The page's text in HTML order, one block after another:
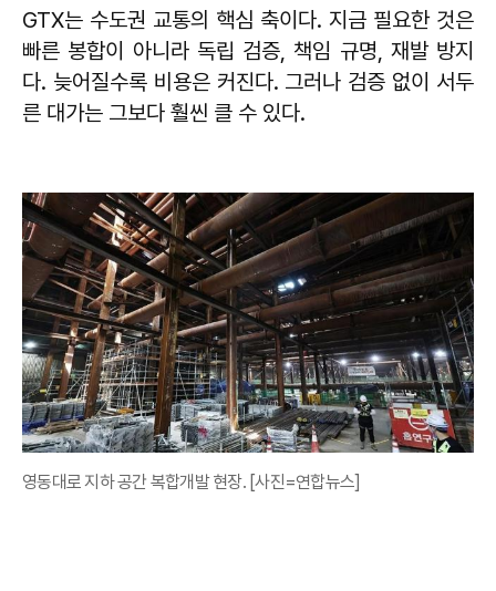
GTX는 수도권 교통의 핵심 축이다. 지금 필요한 것은
빠른 봉합이 아니라 독립 검증, 책임 규명, 재발 방지
다. 늦어질수록 비용은 커진다. 그러나 검증 없이 서두
른 대가는 그보다 훨씬 클 수 있다.
영동대로 지하 공간 복합개발 현장. [사진=연합뉴스]